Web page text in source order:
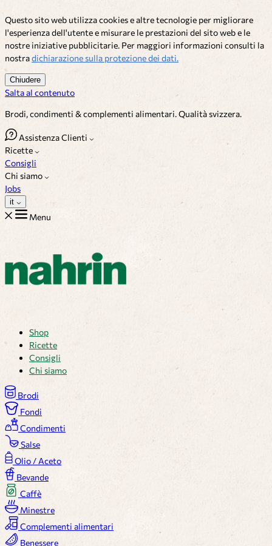
Questo sito web utilizza cookies e altre tecnologie per migliorare
l'esperienza dell'utente e misurare le prestazioni del sito web e le
nostre iniziative pubblicitarie. Per maggiori informazioni consulti la
nostradichiarazione sulla protezione dei dati.
Chiudere
Salta al contenuto
Brodi, condimenti & complementi alimentari. Qualità svizzera.
Assistenza Clienti
Ricette
Consigli
Chi siamo
Jobs
it
Menu
Shop
Ricette
Consigli
Chi siamo
Brodi
Fondi
Condimenti
Salse
Olio / Aceto
Bevande
Caffè
Minestre
Complementi alimentari
Benessere